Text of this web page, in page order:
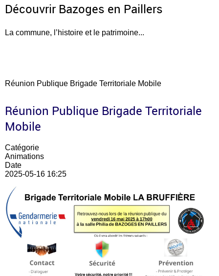
Découvrir Bazoges en Paillers
La commune, l’histoire et le patrimoine...
Réunion Publique Brigade Territoriale Mobile
Réunion Publique Brigade Territoriale
Mobile
Catégorie
Animations
Date
2025-05-16 16:25